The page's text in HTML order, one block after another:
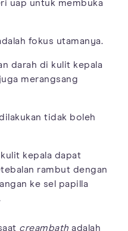
uap untuk membuka
fokus utamanya.
darah di kulit kepala
merangsang
tidak boleh
kepala dapat
rambut dengan
ke sel papilla
creambath adalah